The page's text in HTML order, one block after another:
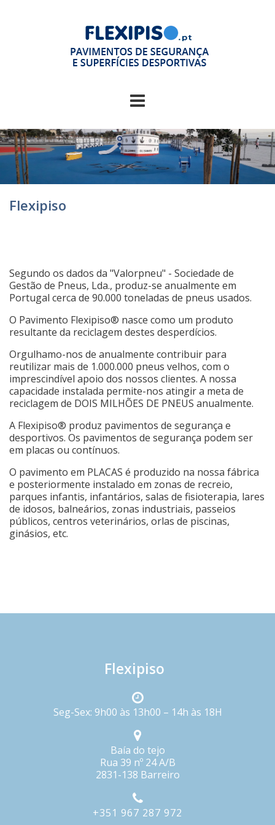
Flexipiso
Segundo os dados da "Valorpneu" - Sociedade de
Gestão de Pneus, Lda., produz-se anualmente em
Portugal cerca de 90.000 toneladas de pneus usados.
O Pavimento Flexipiso® nasce como um produto
resultante da reciclagem destes desperdícios.
Orgulhamo-nos de anualmente contribuir para
reutilizar mais de 1.000.000 pneus velhos, com o
imprescindível apoio dos nossos clientes. A nossa
capacidade instalada permite-nos atingir a meta de
reciclagem de DOIS MILHÕES DE PNEUS anualmente.
A Flexipiso® produz pavimentos de segurança e
desportivos. Os pavimentos de segurança podem ser
em placas ou contínuos.
O pavimento em PLACAS é produzido na nossa fábrica
e posteriormente instalado em zonas de recreio,
parques infantis, infantários, salas de fisioterapia, lares
de idosos, balneários, zonas industriais, passeios
públicos, centros veterinários, orlas de piscinas,
ginásios, etc.
Flexipiso
Seg-Sex: 9h00 às 13h00 – 14h às 18H
Baía do tejo
Rua 39 nº 24 A/B
2831-138 Barreiro
+351 967 287 972